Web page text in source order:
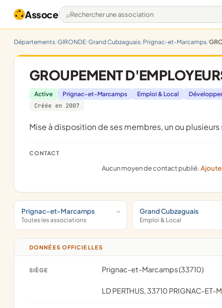
Assoce Rechercher une association
Départements GIRONDE Grand Cubzaguais Prignac-et-Marcamps
GROUPEMENT
Active Prignac-et-Marcamps Emploi & Local
Créée en 2007
mise à disposition de ses membres, un ou
CONTACT
Aucun moyen de contact publié.
Prignac-et-Marcamps
Toutes les associations
Grand Cubzaguais
Emploi & Local
DONNÉES OFFICIELLES
SIÈGE Prignac-et-Marcamps (33710)
LD PERTHUS, 33710 PRIGNAC-ET-